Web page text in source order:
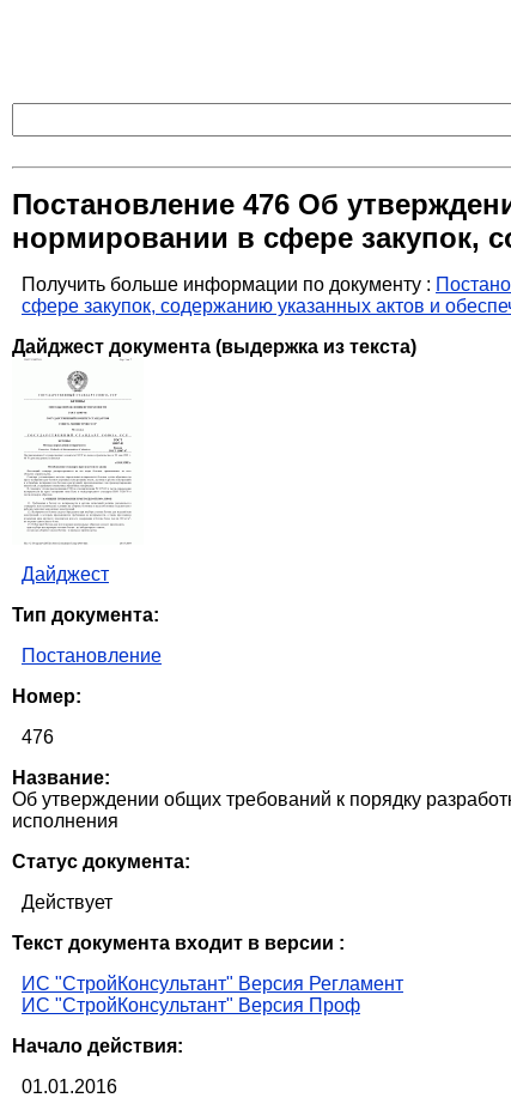
Постановление 476 Об
нормировании в сфере закупок,
Получить больше информации по документу :
сфере закупок, содержанию указанных актов и
Дайджест документа (выдержка из текста)
Дайджест
Тип документа:
Постановление
Номер:
476
Название:
Об утверждении общих требований к порядку
исполнения
Статус документа:
Действует
Текст документа входит в версии :
ИС "СтройКонсультант" Версия Регламент
ИС "СтройКонсультант" Версия Проф
Начало действия:
01.01.2016